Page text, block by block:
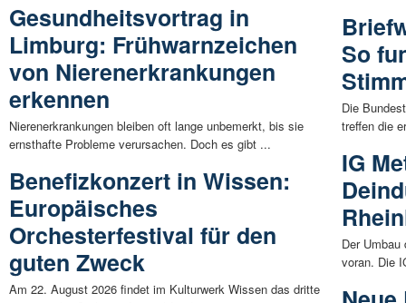
Gesundheitsvortrag in
Limburg: Frühwarnzeichen
von Nierenerkrankungen
erkennen
Nierenerkrankungen bleiben oft lange unbemerkt, bis sie
ernsthafte Probleme verursachen. Doch es gibt ...
Benefizkonzert in Wissen:
Europäisches
Orchesterfestival für den
guten Zweck
Am 22. August 2026 findet im Kulturwerk Wissen das dritte
So
Die
treffen die
IG
Der
voran. Die